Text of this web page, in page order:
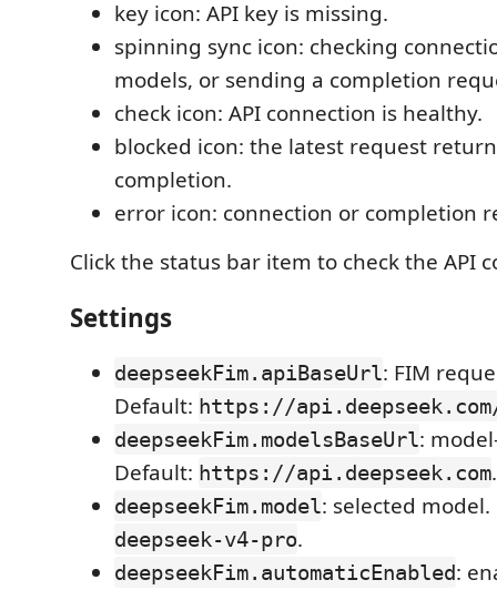
key icon: API key is missing.
spinning sync icon: checking
models, or sending a completion
check icon: API connection is healthy.
blocked icon: the latest request
completion.
error icon: connection or completion
Click the status bar item to check the API
Settings
deepseekFim.apiBaseUrl: FIM
Default: https://
deepseekFim.modelsBaseUrl:
Default: https://api.deepseek.com.
deepseekFim.model: selected
deepseek-v4-pro.
deepseekFim.automaticEnabled: